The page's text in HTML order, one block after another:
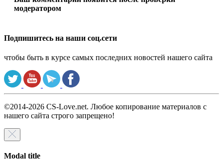
модератором
Подпишитесь на наши соц.сети
чтобы быть в курсе самых последних новостей нашего сайта
©2014-2026 CS-Love.net. Любое копирование материалов с
нашего сайта строго запрещено!
Modal title